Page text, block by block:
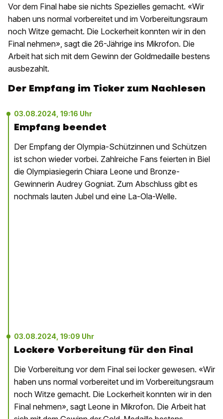
Vor dem Final habe sie nichts Spezielles gemacht. «Wir
haben uns normal vorbereitet und im Vorbereitungsraum
noch Witze gemacht. Die Lockerheit konnten wir in den
Final nehmen», sagt die 26-Jährige ins Mikrofon. Die
Arbeit hat sich mit dem Gewinn der Goldmedaille bestens
ausbezahlt.
Der Empfang im Ticker zum Nachlesen
03.08.2024, 19:16 Uhr
Empfang beendet
Der Empfang der Olympia-Schützinnen und Schützen
ist schon wieder vorbei. Zahlreiche Fans feierten in Biel
die Olympiasiegerin Chiara Leone und Bronze-
Gewinnerin Audrey Gogniat. Zum Abschluss gibt es
nochmals lauten Jubel und eine La-Ola-Welle.
03.08.2024, 19:09 Uhr
Lockere Vorbereitung für den Final
Die Vorbereitung vor dem Final sei locker gewesen. «Wir
haben uns normal vorbereitet und im Vorbereitungsraum
noch Witze gemacht. Die Lockerheit konnten wir in den
Final nehmen», sagt Leone in Mikrofon. Die Arbeit hat